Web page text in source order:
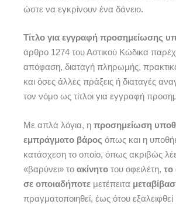
ώστε να εγκρίνουν ένα δάνειο.
Τίτλο για εγγραφή προσημείωσης
άρθρο 1274 του Αστικού Κώδικα
απόφαση, διαταγή πληρωμής,
και όσες άλλες πράξεις ή διαταγές
τον νόμο ως τίτλοι για εγγραφή
Με απλά λόγια, η προσημείωση
εμπράγματο βάρος όπως και η
κατάσχεση το οποίο, όπως ακριβώς
«βαρύνει» το ακίνητο του οφειλέτη, το
σε οποιαδήποτε μετέπειτα
πραγματοποιηθεί, έως ότου